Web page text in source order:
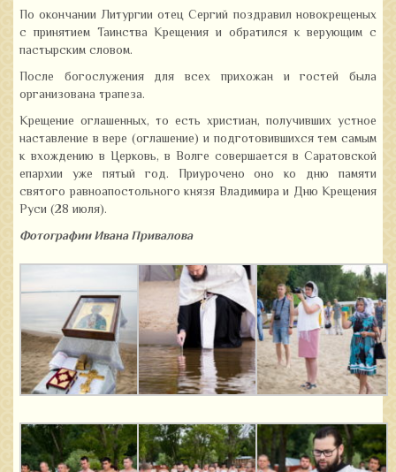
По окончании Литургии отец Сергий поздравил новокрещеных
с принятием Таинства Крещения и обратился к верующим с
пастырским словом.
После богослужения для всех прихожан и гостей была
организована трапеза.
Крещение оглашенных, то есть христиан, получивших устное
наставление в вере (оглашение) и подготовившихся тем самым
к вхождению в Церковь, в Волге совершается в Саратовской
епархии уже пятый год. Приурочено оно ко дню памяти
святого равноапостольного князя Владимира и Дню Крещения
Руси (28 июля).
Фотографии Ивана Привалова